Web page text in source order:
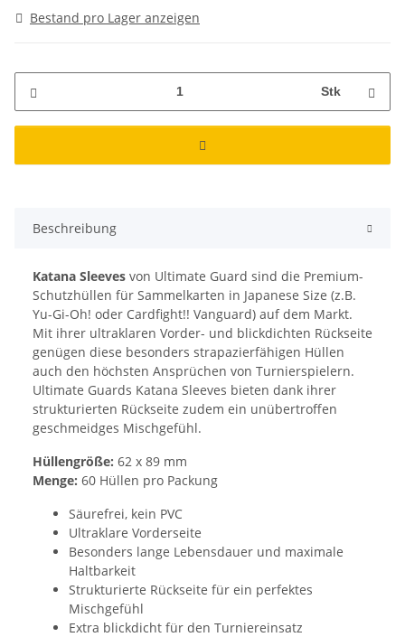
Bestand pro Lager anzeigen
Stk
Beschreibung
Katana Sleeves von Ultimate Guard sind die Premium-
Schutzhüllen für Sammelkarten in Japanese Size (z.B.
Yu-Gi-Oh! oder Cardfight!! Vanguard) auf dem Markt.
Mit ihrer ultraklaren Vorder- und blickdichten Rückseite
genügen diese besonders strapazierfähigen Hüllen
auch den höchsten Ansprüchen von Turnierspielern.
Ultimate Guards Katana Sleeves bieten dank ihrer
strukturierten Rückseite zudem ein unübertroffen
geschmeidges Mischgefühl.
Hüllengröße: 62 x 89 mm
Menge: 60 Hüllen pro Packung
Säurefrei, kein PVC
Ultraklare Vorderseite
Besonders lange Lebensdauer und maximale
Haltbarkeit
Strukturierte Rückseite für ein perfektes
Mischgefühl
Extra blickdicht für den Turniereinsatz